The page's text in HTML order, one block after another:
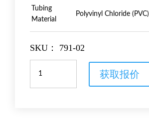
Tubing
Material
Polyvinyl Chloride (PVC)
SKU： 791-02
获取报价